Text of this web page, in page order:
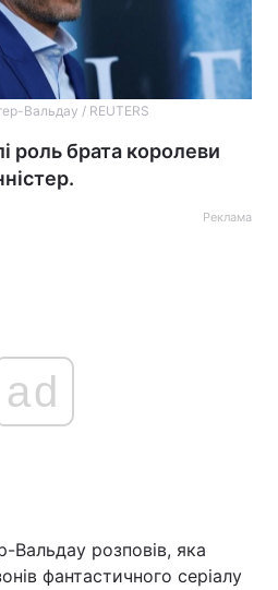
Вальдау / REUTERS
роль брата королеви
Реклама
ad
розповів, яка
фантастичного серіалу